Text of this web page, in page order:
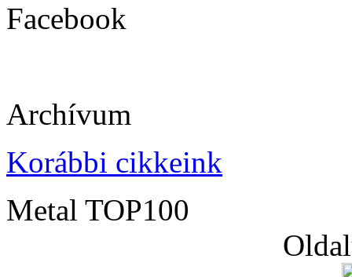
Facebook
Archívum
Korábbi cikkeink
Metal TOP100